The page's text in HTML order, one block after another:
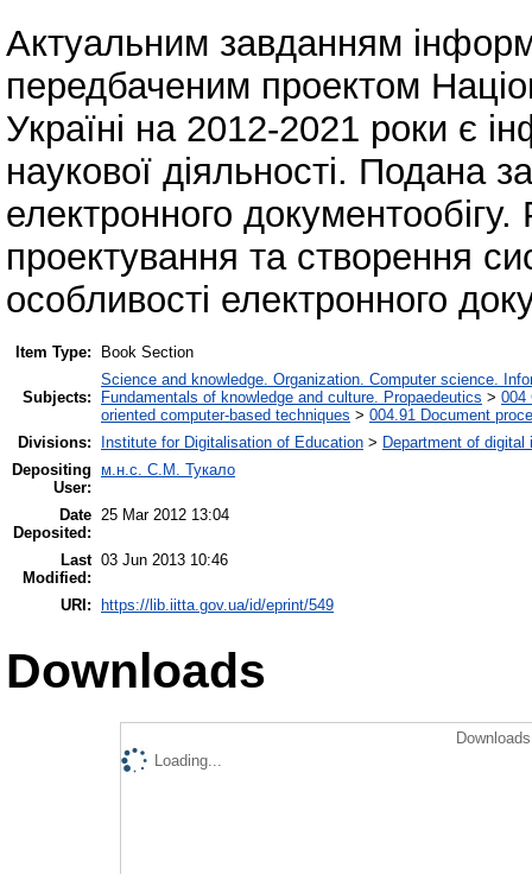
Актуальним завданням
передбаченим проектом
Україні на 2012-2021 роки є
наукової діяльності. Подана
електронного документообігу.
проектування та створення
особливості електронного
Item Type: Book Section
Subjects:
Science and knowledge. Organization. Computer science.
Fundamentals of knowledge and culture. Propaedeutics > 004
oriented computer-based techniques > 004.91 Document
Divisions:
Institute for Digitalisation of Education > Department of digital
Depositing
User:
м.н.с. С.М. Тукало
Date
Deposited:
25 Mar 2012 13:04
Last
Modified:
03 Jun 2013 10:46
URI: https://lib.iitta.gov.ua/id/eprint/549
Downloads
Loading...